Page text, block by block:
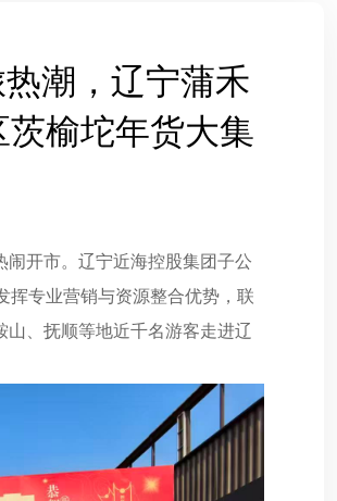
潮，辽宁蒲禾
榆坨年货大集
闹开市。辽宁近海控股集团子公
挥专业营销与资源整合优势，联
、抚顺等地近千名游客走进辽